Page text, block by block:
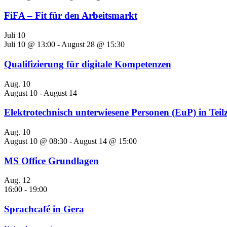
FiFA – Fit für den Arbeitsmarkt
Juli 10
Juli 10 @ 13:00 - August 28 @ 15:30
Qualifizierung für digitale Kompetenzen
Aug. 10
August 10 - August 14
Elektrotechnisch unterwiesene Personen (EuP) in
Aug. 10
August 10 @ 08:30 - August 14 @ 15:00
MS Office Grundlagen
Aug. 12
16:00 - 19:00
Sprachcafé in Gera